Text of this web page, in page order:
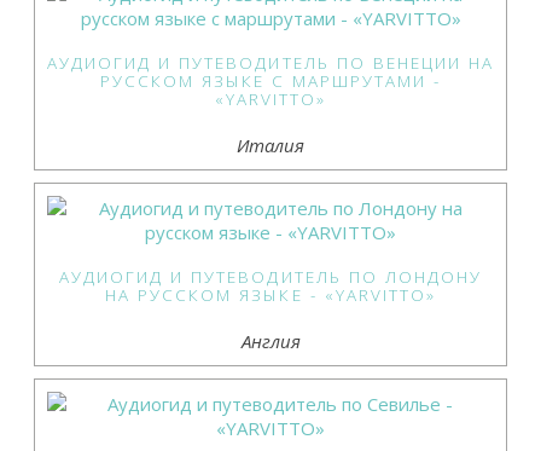
АУДИОГИД И ПУТЕВОДИТЕЛЬ ПО ВЕНЕЦИИ НА
РУССКОМ ЯЗЫКЕ С МАРШРУТАМИ -
«YARVITTO»
Италия
АУДИОГИД И ПУТЕВОДИТЕЛЬ ПО ЛОНДОНУ
НА РУССКОМ ЯЗЫКЕ - «YARVITTO»
Англия